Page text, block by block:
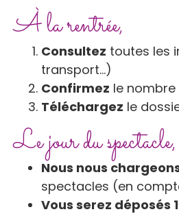
À la rentrée,
Consultez toutes les
transport…)
Confirmez le
Téléchargez le
Le jour du spectacle,
Nous nous
spectacles (en
Vous serez déposés